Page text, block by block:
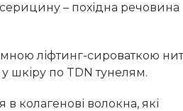
серицину – похідна речовина
ліфтинг-сироваткою
шкіру по TDN тунелям.
колагенові волокна, які